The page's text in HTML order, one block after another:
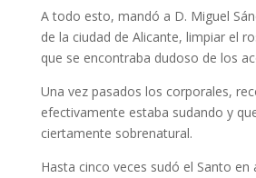
A todo esto, mandó a D. Miguel
de la ciudad de Alicante, limpiar el
que se encontraba dudoso de los
Una vez pasados los corporales,
efectivamente estaba sudando y
ciertamente sobrenatural.
Hasta cinco veces sudó el Santo en